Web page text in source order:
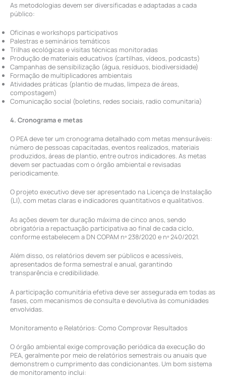
As metodologias devem ser diversificadas e adaptadas a cada
público:
Oficinas e workshops participativos
Palestras e seminários temáticos
Trilhas ecológicas e visitas técnicas monitoradas
Produção de materiais educativos (cartilhas, vídeos, podcasts)
Campanhas de sensibilização (água, resíduos, biodiversidade)
Formação de multiplicadores ambientais
Atividades práticas (plantio de mudas, limpeza de áreas,
compostagem)
Comunicação social (boletins, redes sociais, radio comunitaria)
4. Cronograma e metas
O PEA deve ter um cronograma detalhado com metas mensuráveis:
número de pessoas capacitadas, eventos realizados, materiais
produzidos, áreas de plantio, entre outros indicadores. As metas
devem ser pactuadas com o órgão ambiental e revisadas
periodicamente.
O projeto executivo deve ser apresentado na Licença de Instalação
(LI), com metas claras e indicadores quantitativos e qualitativos.
As ações devem ter duração máxima de cinco anos, sendo
obrigatória a repactuação participativa ao final de cada ciclo,
conforme estabelecem a DN COPAM nº 238/2020 e nº 240/2021.
Além disso, os relatórios devem ser públicos e acessíveis,
apresentados de forma semestral e anual, garantindo
transparência e credibilidade.
A participação comunitária efetiva deve ser assegurada em todas as
fases, com mecanismos de consulta e devolutiva às comunidades
envolvidas.
Monitoramento e Relatórios: Como Comprovar Resultados
O órgão ambiental exige comprovação periódica da execução do
PEA, geralmente por meio de relatórios semestrais ou anuais que
demonstrem o cumprimento das condicionantes. Um bom sistema
de monitoramento inclui: